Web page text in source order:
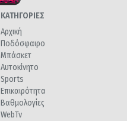
ΚΑΤΗΓΟΡΙΕΣ
Αρχική
Ποδόσφαιρο
Μπάσκετ
Αυτοκίνητο
Sports
Επικαιρότητα
Βαθμολογίες
WebTv